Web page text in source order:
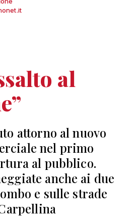
al
attorno al nuovo
nel primo
al pubblico.
anche ai due
e sulle strade